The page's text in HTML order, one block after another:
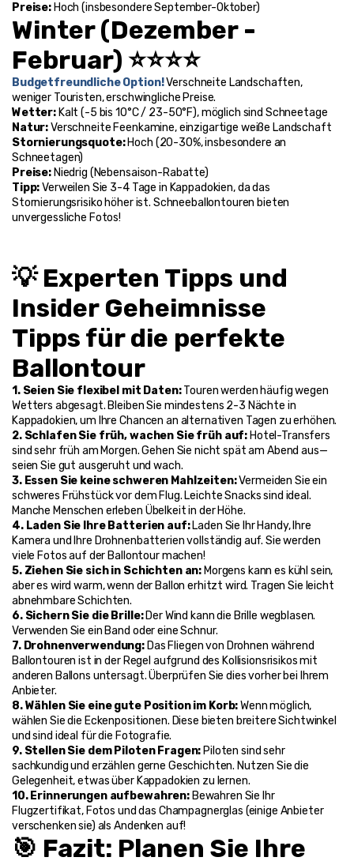
Preise: Hoch (insbesondere September-Oktober)
Winter (Dezember -
Februar) ⭐⭐⭐⭐
Budgetfreundliche Option! Verschneite Landschaften,
weniger Touristen, erschwingliche Preise.
Wetter: Kalt (-5 bis 10°C / 23-50°F), möglich sind Schneetage
Natur: Verschneite Feenkamine, einzigartige weiße Landschaft
Stornierungsquote: Hoch (20-30%, insbesondere an
Schneetagen)
Preise: Niedrig (Nebensaison-Rabatte)
Tipp: Verweilen Sie 3-4 Tage in Kappadokien, da das
Stornierungsrisiko höher ist. Schneeballontouren bieten
unvergessliche Fotos!
💡 Experten Tipps und
Insider Geheimnisse
Tipps für die perfekte
Ballontour
1. Seien Sie flexibel mit Daten: Touren werden häufig wegen
Wetters abgesagt. Bleiben Sie mindestens 2-3 Nächte in
Kappadokien, um Ihre Chancen an alternativen Tagen zu erhöhen.
2. Schlafen Sie früh, wachen Sie früh auf: Hotel-Transfers
sind sehr früh am Morgen. Gehen Sie nicht spät am Abend aus—
seien Sie gut ausgeruht und wach.
3. Essen Sie keine schweren Mahlzeiten: Vermeiden Sie ein
schweres Frühstück vor dem Flug. Leichte Snacks sind ideal.
Manche Menschen erleben Übelkeit in der Höhe.
4. Laden Sie Ihre Batterien auf: Laden Sie Ihr Handy, Ihre
Kamera und Ihre Drohnenbatterien vollständig auf. Sie werden
viele Fotos auf der Ballontour machen!
5. Ziehen Sie sich in Schichten an: Morgens kann es kühl sein,
aber es wird warm, wenn der Ballon erhitzt wird. Tragen Sie leicht
abnehmbare Schichten.
6. Sichern Sie die Brille: Der Wind kann die Brille wegblasen.
Verwenden Sie ein Band oder eine Schnur.
7. Drohnenverwendung: Das Fliegen von Drohnen während
Ballontouren ist in der Regel aufgrund des Kollisionsrisikos mit
anderen Ballons untersagt. Überprüfen Sie dies vorher bei Ihrem
Anbieter.
8. Wählen Sie eine gute Position im Korb: Wenn möglich,
wählen Sie die Eckenpositionen. Diese bieten breitere Sichtwinkel
und sind ideal für die Fotografie.
9. Stellen Sie dem Piloten Fragen: Piloten sind sehr
sachkundig und erzählen gerne Geschichten. Nutzen Sie die
Gelegenheit, etwas über Kappadokien zu lernen.
10. Erinnerungen aufbewahren: Bewahren Sie Ihr
Flugzertifikat, Fotos und das Champagnerglas (einige Anbieter
verschenken sie) als Andenken auf!
🎯 Fazit: Planen Sie Ihre